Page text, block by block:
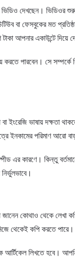
দেখছেন। ভিডিওর
বা ফেসবুকের মত
আপনার একাউন্টে দিয়ে
পারবেন। সে সম্পর্কে
ইংরেজি ভাষায় দক্ষতা
ইনকামের পরিমাণ আরো
এর কারণে। কিন্তু
কোথাও থেকে লেখা
থেকেই কপি করতে পারে।
লিখতে হবে।